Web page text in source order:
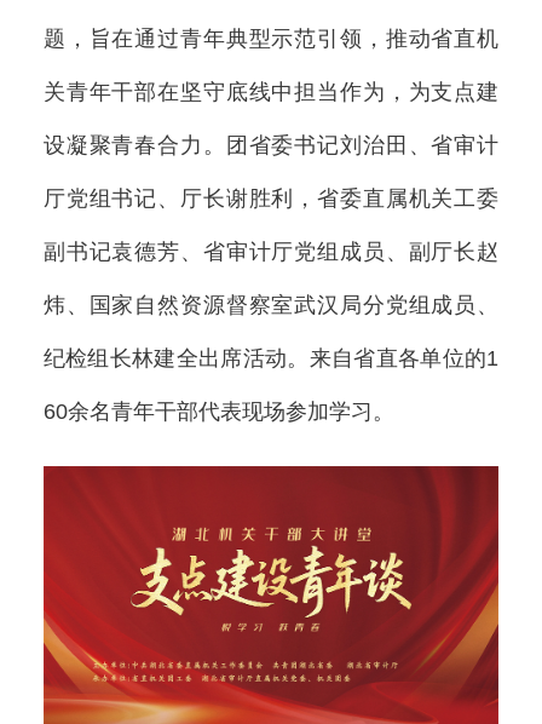
题，旨在通过青年典型示范引领，推动省直机
关青年干部在坚守底线中担当作为，为支点建
设凝聚青春合力。团省委书记刘治田、省审计
厅党组书记、厅长谢胜利，省委直属机关工委
副书记袁德芳、省审计厅党组成员、副厅长赵
炜、国家自然资源督察室武汉局分党组成员、
纪检组长林建全出席活动。来自省直各单位的1
60余名青年干部代表现场参加学习。